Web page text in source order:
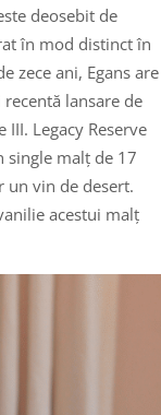
deosebit de
în mod distinct în
zece ani, Egans are
lansare de
III. Legacy Reserve
single malț de 17
un vin de desert.
acestui malț